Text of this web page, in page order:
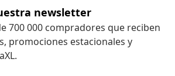
newsletter
700 000 compradores que reciben
promociones estacionales y